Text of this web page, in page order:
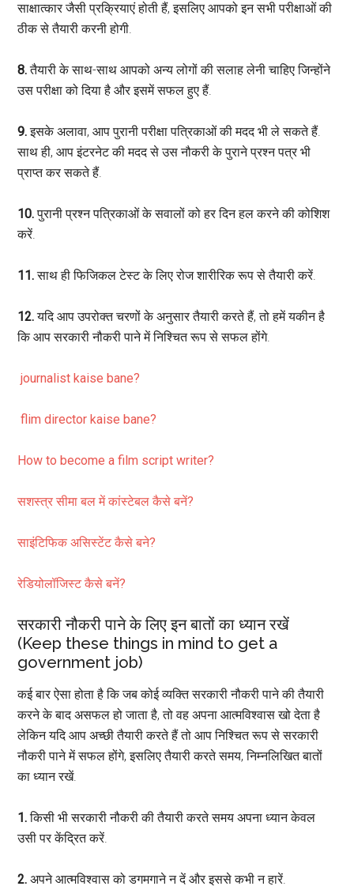
साक्षात्कार जैसी प्रक्रियाएं होती हैं, इसलिए आपको इन सभी परीक्षाओं की
ठीक से तैयारी करनी होगी.
8.तैयारी के साथ-साथ आपको अन्य लोगों की सलाह लेनी चाहिए जिन्होंने
उस परीक्षा को दिया है और इसमें सफल हुए हैं.
9.इसके अलावा, आप पुरानी परीक्षा पत्रिकाओं की मदद भी ले सकते हैं.
साथ ही, आप इंटरनेट की मदद से उस नौकरी के पुराने प्रश्न पत्र भी
प्राप्त कर सकते हैं.
10.पुरानी प्रश्न पत्रिकाओं के सवालों को हर दिन हल करने की कोशिश
करें.
11.साथ ही फिजिकल टेस्ट के लिए रोज शारीरिक रूप से तैयारी करें.
12.यदि आप उपरोक्त चरणों के अनुसार तैयारी करते हैं, तो हमें यकीन है
कि आप सरकारी नौकरी पाने में निश्चित रूप से सफल होंगे.
journalist kaise bane?
flim director kaise bane?
How to become a film script writer?
सशस्त्र सीमा बल में कांस्टेबल कैसे बनें?
साइंटिफिक असिस्टेंट कैसे बने?
रेडियोलॉजिस्ट कैसे बनें?
सरकारी नौकरी पाने के लिए इन बातों का ध्यान रखें
(Keep these things in mind to get a
government job)
कई बार ऐसा होता है कि जब कोई व्यक्ति सरकारी नौकरी पाने की तैयारी
करने के बाद असफल हो जाता है, तो वह अपना आत्मविश्वास खो देता है
लेकिन यदि आप अच्छी तैयारी करते हैं तो आप निश्चित रूप से सरकारी
नौकरी पाने में सफल होंगे, इसलिए तैयारी करते समय, निम्नलिखित बातों
का ध्यान रखें.
1.किसी भी सरकारी नौकरी की तैयारी करते समय अपना ध्यान केवल
उसी पर केंद्रित करें.
2. अपने आत्मविश्वास को डगमगाने न दें और इससे कभी न हारें.